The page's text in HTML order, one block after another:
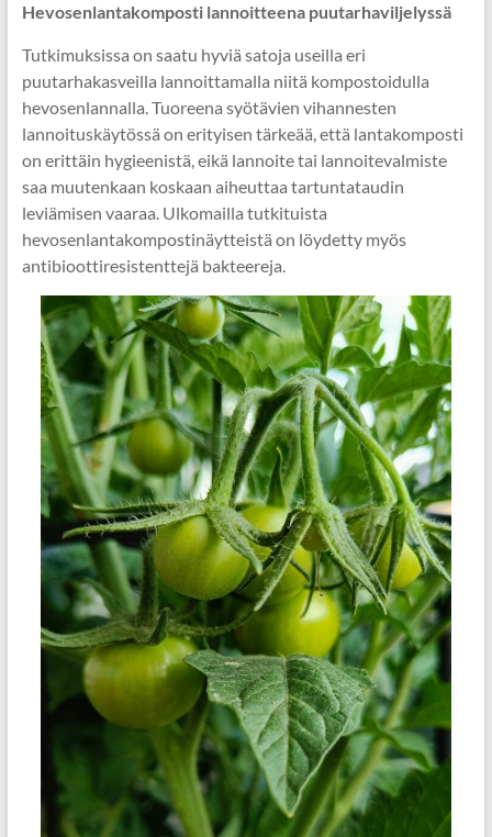
Hevosenlantakomposti lannoitteena puutarhaviljelyssä
Tutkimuksissa on saatu hyviä satoja useilla eri
puutarhakasveilla lannoittamalla niitä kompostoidulla
hevosenlannalla. Tuoreena syötävien vihannesten
lannoituskäytössä on erityisen tärkeää, että lantakomposti
on erittäin hygieenistä, eikä lannoite tai lannoitevalmiste
saa muutenkaan koskaan aiheuttaa tartuntataudin
leviämisen vaaraa. Ulkomailla tutkituista
hevosenlantakompostinäytteistä on löydetty myös
antibioottiresistenttejä bakteereja.